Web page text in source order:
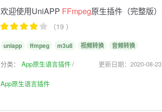
欢迎使用UniAPP FFmpeg原生插件（完整版
（19 ）
uniapp ffmpeg m3u8 视频转换 音频转换
分类： App原生语言插件
App原生语言插件
更新日期：2020-08-23